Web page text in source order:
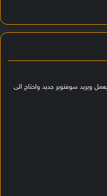
ويريد سوفتوير جديد واحتاج الى